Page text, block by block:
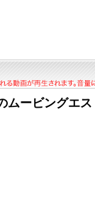
ムービングエス